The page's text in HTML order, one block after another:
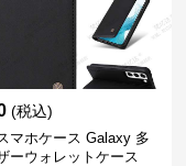
(税込)
マホケース Galaxy 多
ーウォレットケース